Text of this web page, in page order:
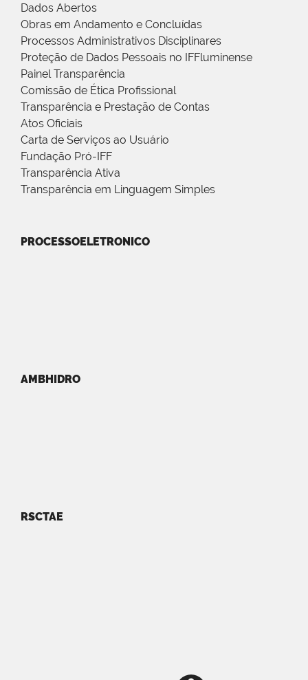
Dados Abertos
Obras em Andamento e Concluídas
Processos Administrativos Disciplinares
Proteção de Dados Pessoais no IFFluminense
Painel Transparência
Comissão de Ética Profissional
Transparência e Prestação de Contas
Atos Oficiais
Carta de Serviços ao Usuário
Fundação Pró-IFF
Transparência Ativa
Transparência em Linguagem Simples
PROCESSOELETRONICO
AMBHIDRO
RSCTAE